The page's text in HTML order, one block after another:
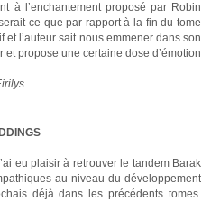
à l’enchantement proposé par Robin
ce que par rapport à la fin du tome
et l’auteur sait nous emmener dans son
propose une certaine dose d’émotion
eu plaisir à retrouver le tandem Barak
au niveau du développement
déjà dans les précédents tomes.